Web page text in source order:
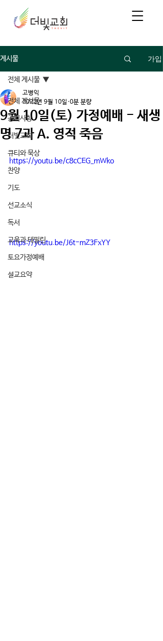
게시물 가입
전체 게시물
공지사항
더빛교회
큐티와 묵상
찬양
기도
선교소식
독서
교육과 테필린
토요가정예배
설교요약
전체 게시물
9월 10일(토) 가정예배 - 새생
명 7과 A. 영적 죽음
고병익
2022년 9월 10일 0분 분량
https://youtu.be/c8cCEG_mWko
https://youtu.be/J6t-mZ3FxYY